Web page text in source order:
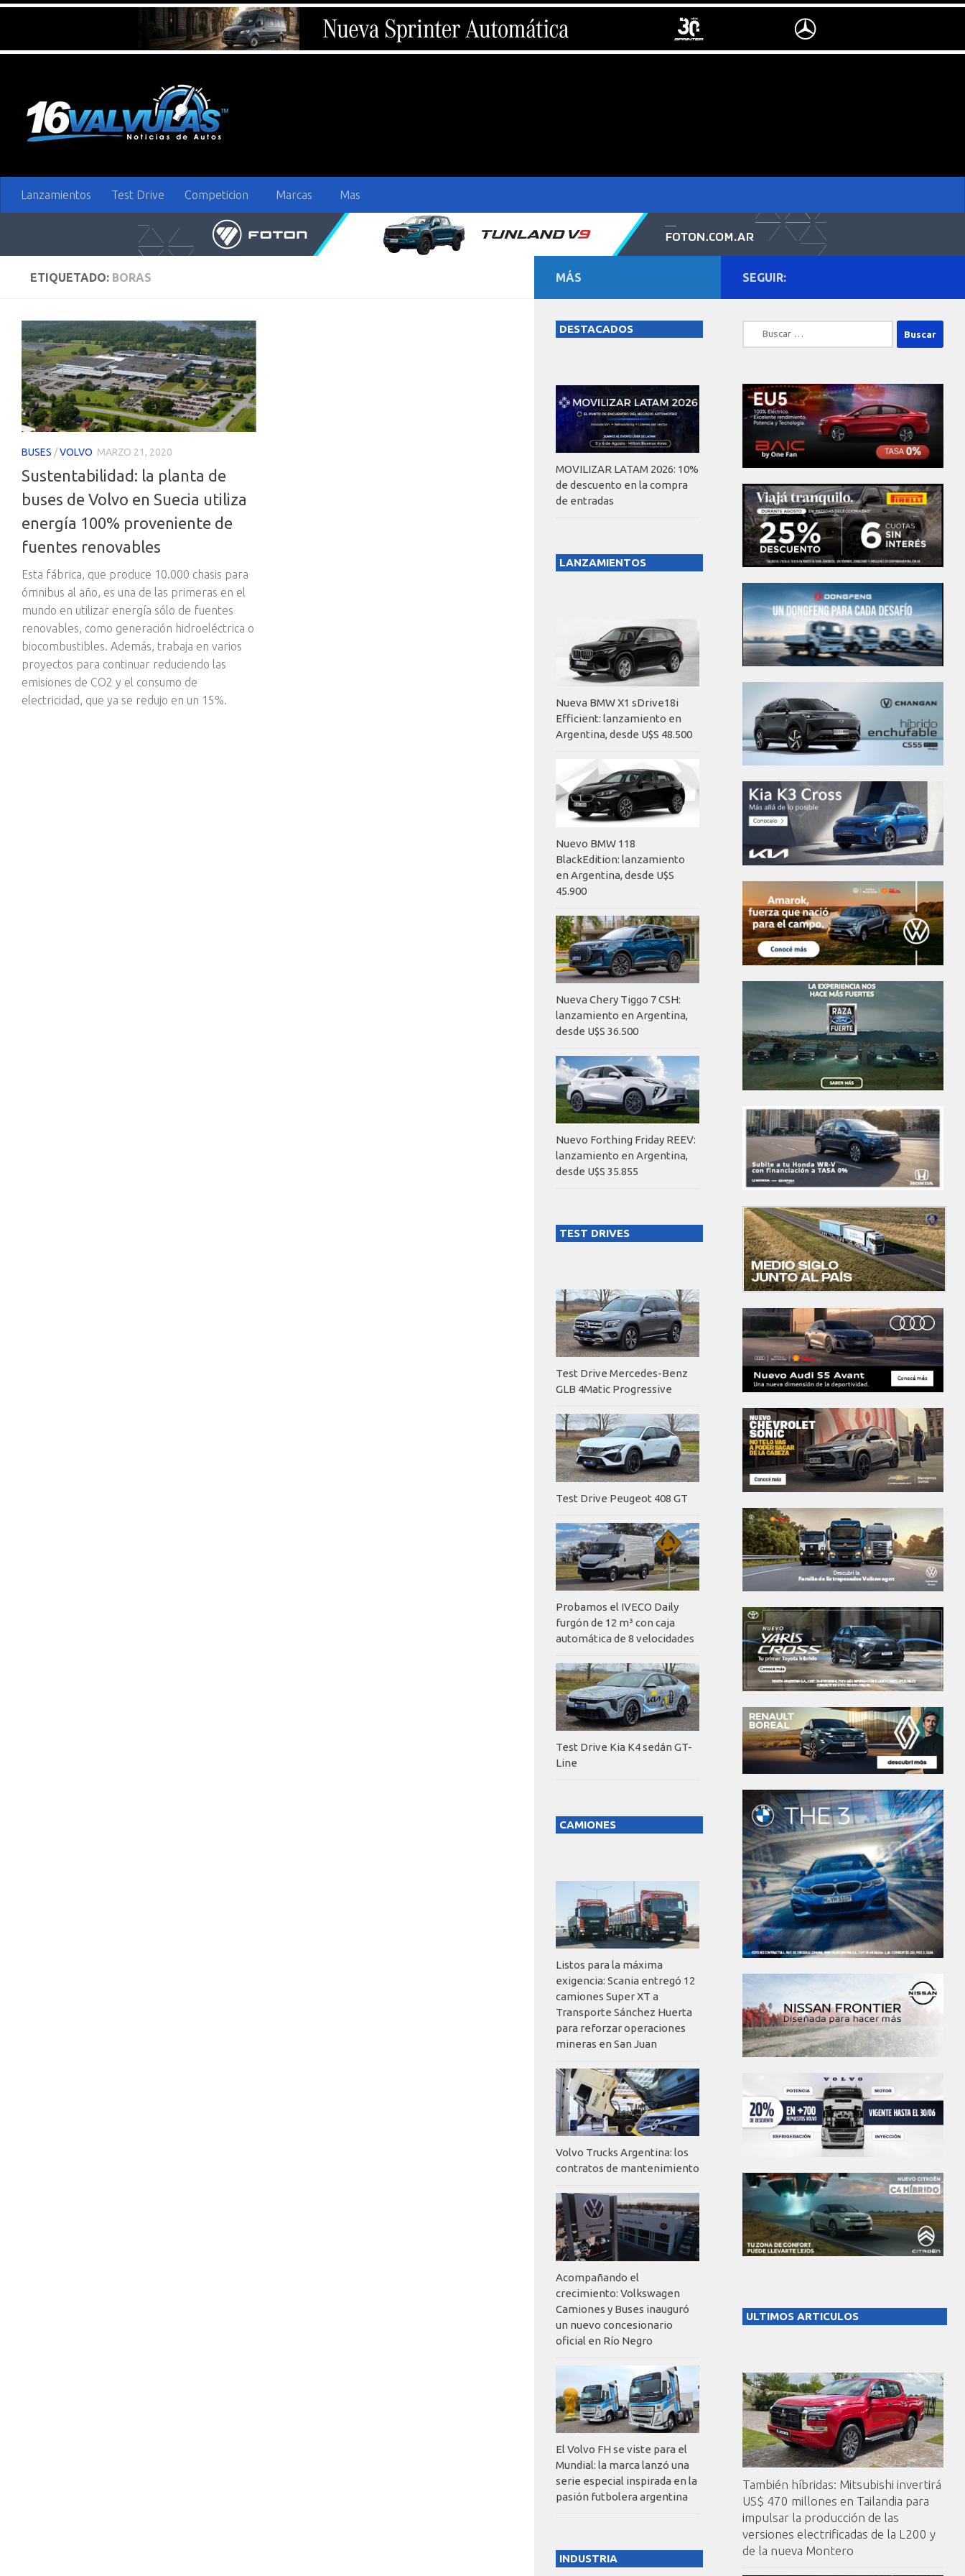
Lanzamientos Test Drive Competicion Marcas Mas
ETIQUETADO: BORAS
BUSES /VOLVO MARZO 21, 2020
Sustentabilidad: la planta de
buses de Volvo en Suecia utiliza
energía 100% proveniente de
fuentes renovables
Esta fábrica, que produce 10.000 chasis para
ómnibus al año, es una de las primeras en el
mundo en utilizar energía sólo de fuentes
renovables, como generación hidroeléctrica o
biocombustibles. Además, trabaja en varios
proyectos para continuar reduciendo las
emisiones de CO2 y el consumo de
electricidad, que ya se redujo en un 15%.
SEGUIR:
Buscar:
ULTIMOS ARTICULOS
También híbridas: Mitsubishi invertirá
US$ 470 millones en Tailandia para
impulsar la producción de las
versiones electrificadas de la L200 y
de la nueva Montero
MÁS
DESTACADOS
MOVILIZAR LATAM 2026: 10%
de descuento en la compra
de entradas
LANZAMIENTOS
Nueva BMW X1 sDrive18i
Efficient: lanzamiento en
Argentina, desde U$S 48.500
Nuevo BMW 118
BlackEdition: lanzamiento
en Argentina, desde U$S
45.900
Nueva Chery Tiggo 7 CSH:
lanzamiento en Argentina,
desde U$S 36.500
Nuevo Forthing Friday REEV:
lanzamiento en Argentina,
desde U$S 35.855
TEST DRIVES
Test Drive Mercedes-Benz
GLB 4Matic Progressive
Test Drive Peugeot 408 GT
Probamos el IVECO Daily
furgón de 12 m³ con caja
automática de 8 velocidades
Test Drive Kia K4 sedán GT-
Line
CAMIONES
Listos para la máxima
exigencia: Scania entregó 12
camiones Super XT a
Transporte Sánchez Huerta
para reforzar operaciones
mineras en San Juan
Volvo Trucks Argentina: los
contratos de mantenimiento
Acompañando el
crecimiento: Volkswagen
Camiones y Buses inauguró
un nuevo concesionario
oficial en Río Negro
El Volvo FH se viste para el
Mundial: la marca lanzó una
serie especial inspirada en la
pasión futbolera argentina
INDUSTRIA